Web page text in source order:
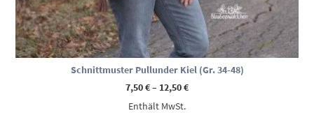
Schnittmuster Pullunder Kiel (Gr. 34-48)
7,50€– 12,50€Preisspanne:
Enthält MwSt.